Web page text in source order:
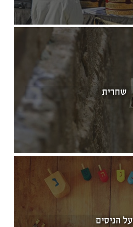
שחרית
על הניסים